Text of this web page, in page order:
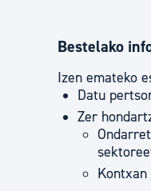
Bestelako
Izen emateko
Datu
Zer